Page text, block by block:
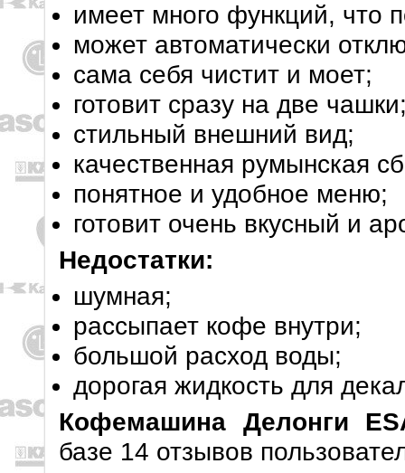
имеет много функций, что
может автоматически
сама себя чистит и моет;
готовит сразу на две
стильный внешний вид;
качественная румынская
понятное и удобное меню;
готовит очень вкусный и
Недостатки:
шумная;
рассыпает кофе внутри;
большой расход воды;
дорогая жидкость для
Кофемашина Делонги
базе 14 отзывов